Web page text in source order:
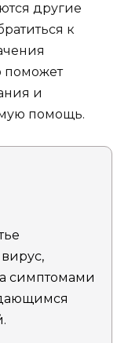
другие
к
поможет
и
помощь.
симптомами